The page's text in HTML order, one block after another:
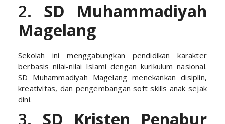
2. SD Muhammadiyah
Magelang
Sekolah ini menggabungkan pendidikan karakter
berbasis nilai-nilai Islami dengan kurikulum nasional.
SD Muhammadiyah Magelang menekankan disiplin,
kreativitas, dan pengembangan soft skills anak sejak
dini.
3. SD Kristen Penabur